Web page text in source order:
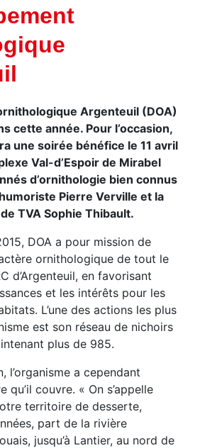
Argenteuil (DOA)
cette année. Pour l’occasion,
une soirée bénéfice le 11 avril
Val-d’Espoir de Mirabel
d’ornithologie bien connus
Pierre Verville et la
TVA Sophie Thibault.
DOA a pour mission de
ornithologique de tout le
d’Argenteuil, en favorisant
et les intérêts pour les
L’une des actions les plus
est son réseau de nichoirs
plus de 985.
l’organisme a cependant
couvre. « On s’appelle
territoire de desserte,
part de la rivière
jusqu’à Lantier, au nord de